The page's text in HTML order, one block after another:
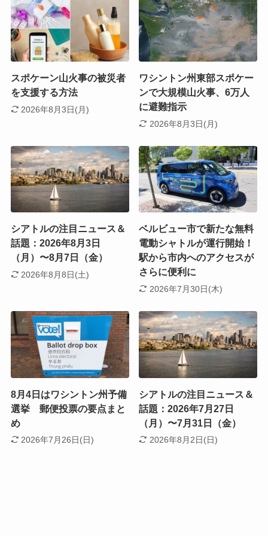
スポケーン山火事の被災者
を支援する方法
2026年8月3日(月)
ワシントン州東部スポケー
ンで大規模山火事、6万人
に避難指示
2026年8月3日(月)
シアトルの注目ニュース＆
話題：2026年8月3日
（月）〜8月7日（金）
2026年8月8日(土)
ベルビュー市で新たな無料
電動シャトルが運行開始！
駅から市内へのアクセスが
さらに便利に
2026年7月30日(木)
8月4日はワシントン州予備
選挙 郵便投票の要点まと
め
2026年7月26日(日)
シアトルの注目ニュース＆
話題：2026年7月27日
（月）〜7月31日（金）
2026年8月2日(日)